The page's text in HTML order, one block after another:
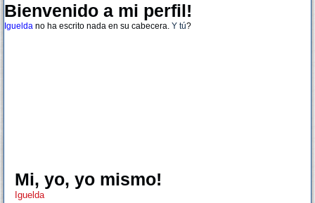
Bienvenido a mi perfil!
Iguelda no ha escrito nada en su cabecera. Y tú?
Mi, yo, yo mismo!
Iguelda